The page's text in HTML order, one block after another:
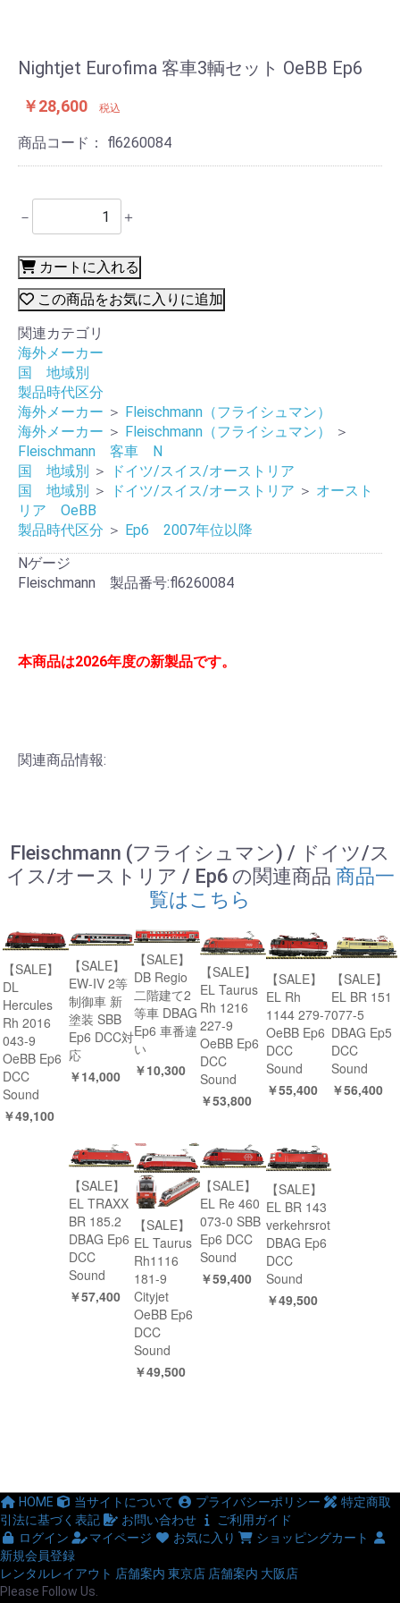
Nightjet Eurofima 客車3輌セット OeBB Ep6
￥28,600 税込
商品コード： fl6260084
－ ＋
カートに入れる
この商品をお気に入りに追加
関連カテゴリ
海外メーカー
国 地域別
製品時代区分
海外メーカー ＞ Fleischmann（フライシュマン）
海外メーカー ＞ Fleischmann（フライシュマン）
＞
Fleischmann 客車 N
国 地域別 ＞
ドイツ/スイス/オーストリア
国 地域別 ＞ ドイツ/スイス/オーストリア ＞ オースト
リア OeBB
製品時代区分 ＞ Ep6 2007年位以降
Nゲージ
Fleischmann 製品番号:fl6260084
本商品は2026年度の新製品です。
関連商品情報:
Fleischmann (フライシュマン) / ドイツ/ス
イス/オーストリア / Ep6 の関連商品 商品一
覧はこちら
【SALE】
DL
Hercules
Rh 2016
043-9
OeBB Ep6
DCC
Sound
￥49,100
【SALE】
EW-IV 2等
制御車 新
塗装 SBB
Ep6 DCC対
応
￥14,000
【SALE】
DB Regio
二階建て2
等車 DBAG
Ep6 車番違
い
￥10,300
【SALE】
EL Taurus
Rh 1216
227-9
OeBB Ep6
DCC
Sound
￥53,800
【SALE】
EL Rh
1144 279-7
OeBB Ep6
DCC
Sound
￥55,400
【SALE】
EL BR 151
077-5
DBAG Ep5
DCC
Sound
￥56,400
【SALE】
EL TRAXX
BR 185.2
DBAG Ep6
DCC
Sound
￥57,400
【SALE】
EL Taurus
Rh1116
181-9
Cityjet
OeBB Ep6
DCC
Sound
￥49,500
【SALE】
EL Re 460
073-0 SBB
Ep6 DCC
Sound
￥59,400
【SALE】
EL BR 143
verkehrsrot
DBAG Ep6
DCC
Sound
￥49,500
HOME 当サイトについて プライバシーポリシー
特定商取
引法に基づく表記
お問い合わせ
ご利用ガイド
ログイン
マイページ お気に入り
ショッピングカート
新規会員登録
レンタルレイアウト 店舗案内 東京店 店舗案内 大阪店
Please Follow Us.